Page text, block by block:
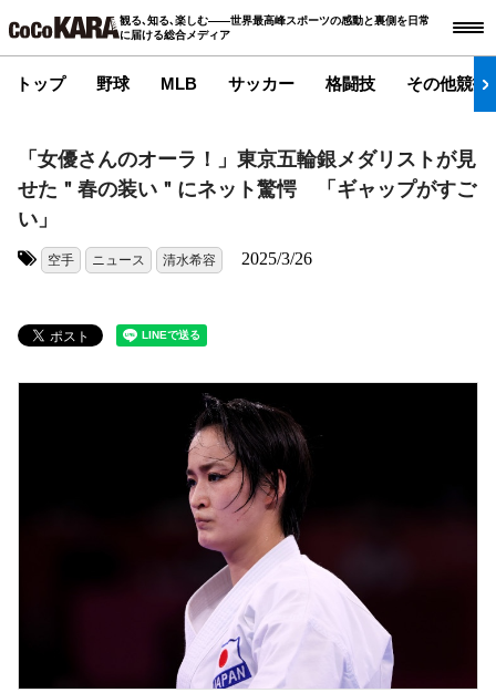
観る､知る､楽しむ――世界最高峰スポーツの感動と裏側を日常
に届ける総合メディア
トップ 野球 MLB サッカー 格闘技 その他競技
「女優さんのオーラ！」東京五輪銀メダリストが見
せた＂春の装い＂にネット驚愕 「ギャップがすご
い」
空手 ニュース 清水希容 2025/3/26